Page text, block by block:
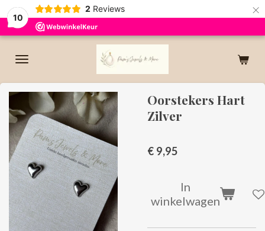
10
2 Reviews ×
Oorstekers Hart
Zilver
€ 9,95
In
winkelwagen